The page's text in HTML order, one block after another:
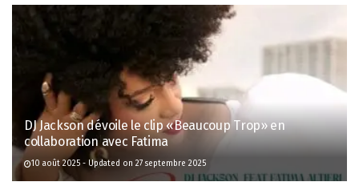
DJ Jackson dévoile le clip «Beaucoup Trop» en
collaboration avec Fatima
10 août 2025 - Updated on 27 septembre 2025